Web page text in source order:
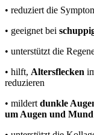
• reduziert die
• geeignet bei
• unterstützt die
• hilft, Altersflecken
reduzieren
• mildert dunkle
um Augen und Mund